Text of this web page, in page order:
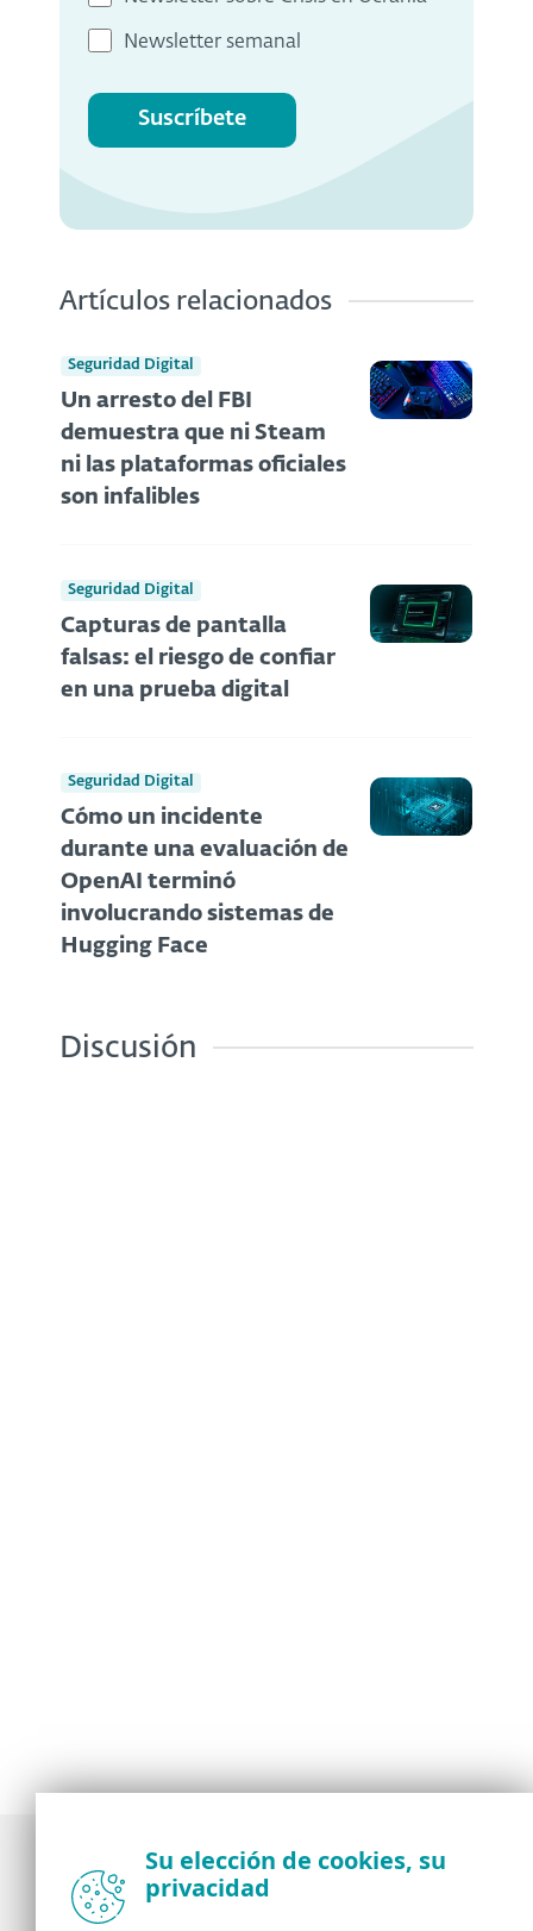
Newsletter semanal
Suscríbete
Artículos relacionados
Seguridad Digital
Un arresto del FBI
demuestra que ni Steam
ni las plataformas oficiales
son infalibles
Seguridad Digital
Capturas de pantalla
falsas: el riesgo de confiar
en una prueba digital
Seguridad Digital
Cómo un incidente
durante una evaluación de
OpenAI terminó
involucrando sistemas de
Hugging Face
Discusión
Noticias, opiniones y análisis de la comunidad de
Su elección de cookies, su
privacidad